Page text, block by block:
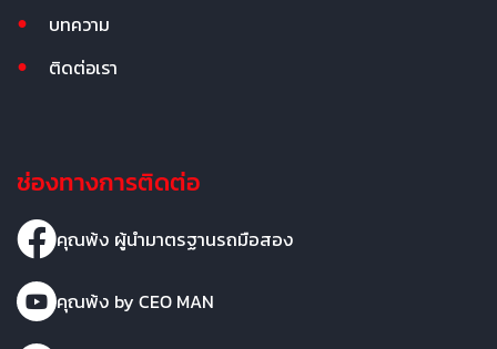
บทความ
ติดต่อเรา
ช่องทางการติดต่อ
คุณพ้ง ผู้นำมาตรฐานรถมือสอง
คุณพ้ง by CEO MAN